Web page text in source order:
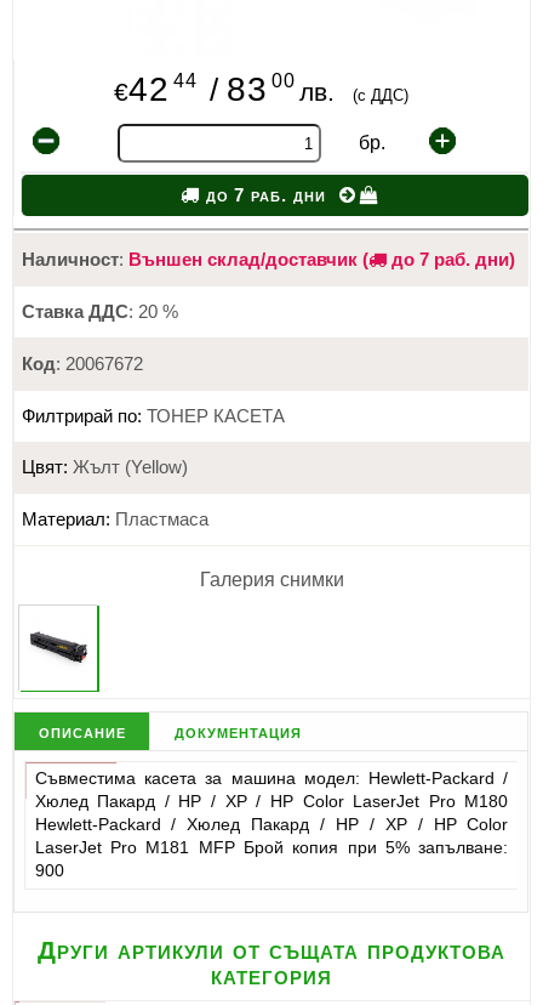
€42 44 / 83 00 лв. (с ДДС)
бр.
до 7 раб. дни
Наличност: Външен склад/доставчик ( до 7 раб. дни)
Ставка ДДС: 20 %
Код: 20067672
Филтрирай по: ТОНЕР КАСЕТА
Цвят: Жълт (Yellow)
Материал: Пластмаса
Галерия снимки
описание документация
Съвместима касета за машина модел: Hewlett-Packard /
Хюлед Пакард / НР / ХР / HP Color LaserJet Pro M180
Hewlett-Packard / Хюлед Пакард / НР / ХР / HP Color
LaserJet Pro M181 MFP Брой копия при 5% запълване:
900
Други артикули от същата продуктова
категория